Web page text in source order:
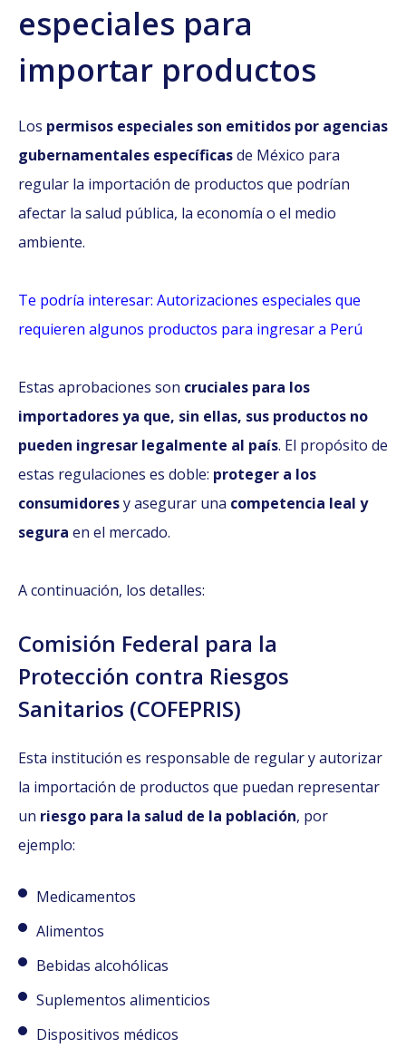
especiales para
importar productos
Los permisos especiales son emitidos por agencias
gubernamentales específicasde México para
regular la importación de productos que podrían
afectar la salud pública, la economía o el medio
ambiente.
Te podría interesar: Autorizaciones especiales que
requieren algunos productos para ingresar a Perú
Estas aprobaciones son cruciales para los
importadores ya que, sin ellas, sus productos no
pueden ingresar legalmente al país. El propósito de
estas regulaciones es doble: proteger a los
consumidoresy asegurar una competencia leal y
segura en el mercado.
A continuación, los detalles:
Comisión Federal para la
Protección contra Riesgos
Sanitarios (COFEPRIS)
Esta institución es responsable de regular y autorizar
la importación de productos que puedan representar
un riesgo para la salud de la población, por
ejemplo:
Medicamentos
Alimentos
Bebidas alcohólicas
Suplementos alimenticios
Dispositivos médicos